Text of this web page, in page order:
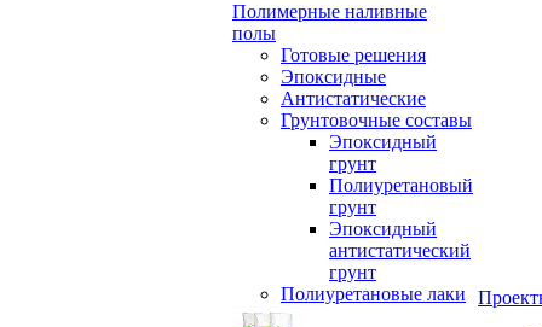
Полимерные наливные
полы
Готовые решения
Эпоксидные
Антистатические
Грунтовочные составы
Эпоксидный
грунт
Полиуретановый
грунт
Эпоксидный
антистатический
грунт
Полиуретановые лаки